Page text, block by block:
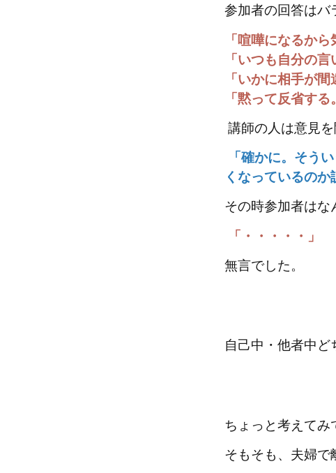
参加者の回答はバ
「喧嘩になるか
「いつも自分の
「いかに相手が
「黙って反省す
講師の人は意見を
「確かに。そう
くなっているのか
その時参加者はな
「・・・・・」
無言でした。
自己中・他者中ど
ちょっと考えてみ
そもそも、夫婦で